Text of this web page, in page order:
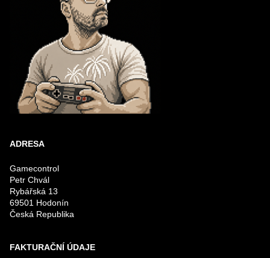
ADRESA
Gamecontrol
Petr Chvál
Rybářská 13
69501 Hodonín
Česká Republika
FAKTURAČNÍ ÚDAJE